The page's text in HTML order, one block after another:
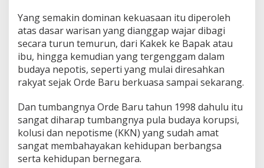
Yang semakin dominan kekuasaan itu diperoleh
atas dasar warisan yang dianggap wajar dibagi
secara turun temurun, dari Kakek ke Bapak atau
ibu, hingga kemudian yang tergenggam dalam
budaya nepotis, seperti yang mulai diresahkan
rakyat sejak Orde Baru berkuasa sampai sekarang.
Dan tumbangnya Orde Baru tahun 1998 dahulu itu
sangat diharap tumbangnya pula budaya korupsi,
kolusi dan nepotisme (KKN) yang sudah amat
sangat membahayakan kehidupan berbangsa
serta kehidupan bernegara.